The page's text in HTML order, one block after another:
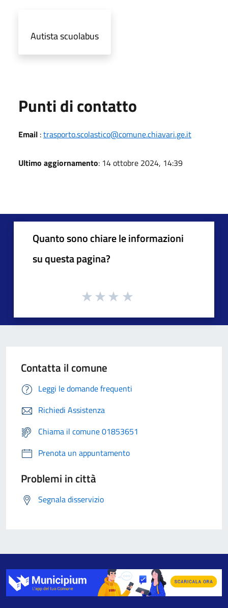
Autista scuolabus
Punti di contatto
Email :trasporto.scolastico@comune.chiavari.ge.it
Ultimo aggiornamento: 14 ottobre 2024, 14:39
Quanto sono chiare le informazioni
su questa pagina?
Contatta il comune
Leggi le domande frequenti
Richiedi Assistenza
Chiama il comune 01853651
Prenota un appuntamento
Problemi in città
Segnala disservizio